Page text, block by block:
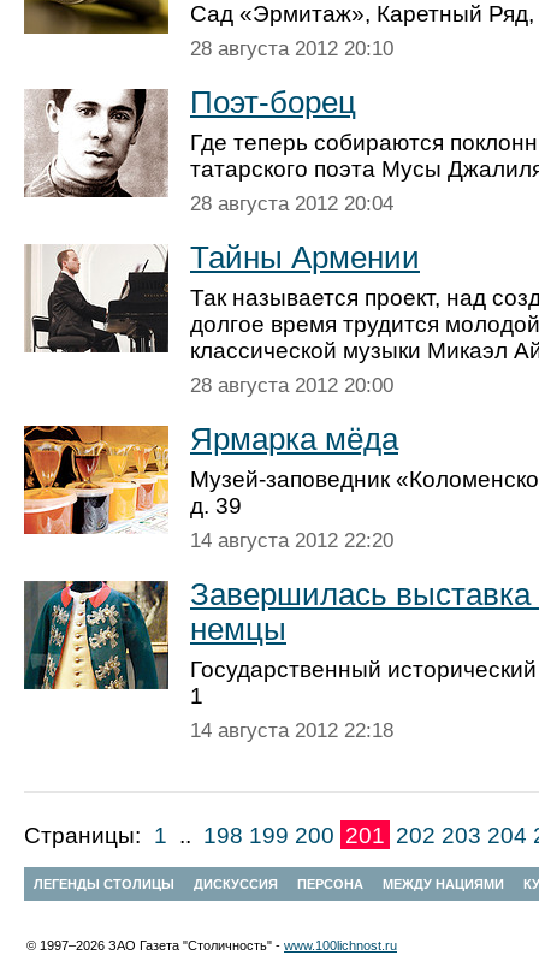
Сад «Эрмитаж», Каретный Ряд,
28 августа 2012 20:10
Поэт-борец
Где теперь собираются
татарского поэта Мусы
28 августа 2012 20:04
Тайны Армении
Так называется проект, над
долгое время трудится
классической музыки Микаэл
28 августа 2012 20:00
Ярмарка мёда
Музей-заповедник
д. 39
14 августа 2012 22:20
Завершилась выставка
немцы
Государственный
1
14 августа 2012 22:18
Страницы: 1 .. 198 199 200 201 202 203 204
ЛЕГЕНДЫ СТОЛИЦЫ ДИСКУССИЯ ПЕРСОНА МЕЖДУ НАЦИЯМИ
© 1997–2026 ЗАО Газета "Столичность" - www.100lichnost.ru